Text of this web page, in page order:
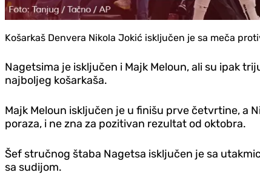
Košarkaš Denvera Nikola Jokić isključen je sa meča
Nagetsima je isključen i Majk Meloun, ali su ipak
najboljeg košarkaša.
Majk Meloun isključen je u finišu prve četvrtine, a
poraza, i ne zna za pozitivan rezultat od oktobra.
Šef stručnog štaba Nagetsa isključen je sa
sa sudijom.